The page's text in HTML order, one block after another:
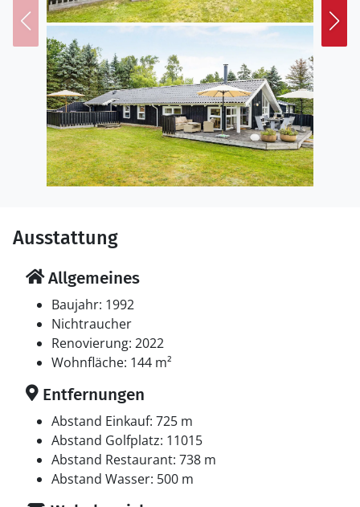
Ausstattung
Allgemeines
Baujahr: 1992
Nichtraucher
Renovierung: 2022
Wohnfläche: 144 m²
Entfernungen
Abstand Einkauf: 725 m
Abstand Golfplatz: 11015
Abstand Restaurant: 738 m
Abstand Wasser: 500 m